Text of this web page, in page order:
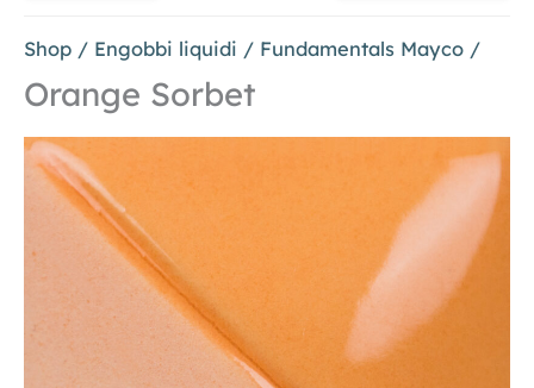
Shop / Engobbi liquidi / Fundamentals Mayco /
Orange Sorbet